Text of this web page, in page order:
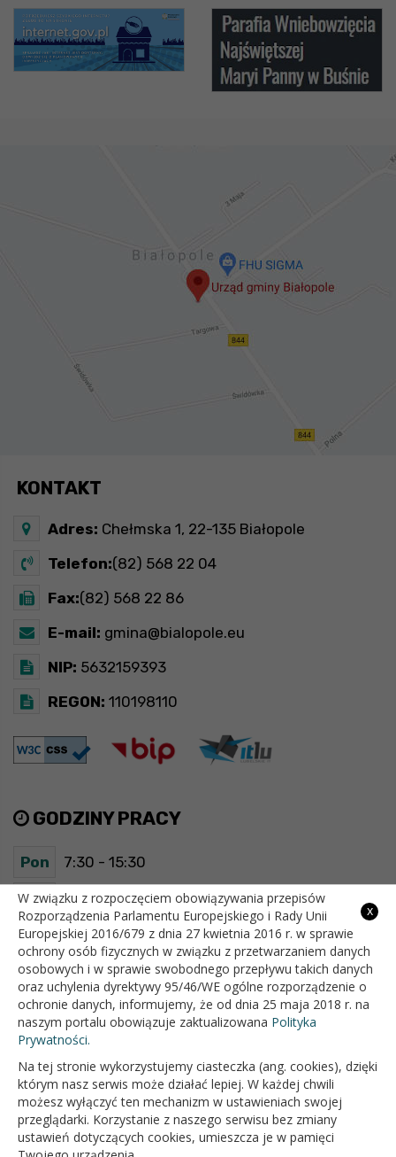
KONTAKT
Adres: Chełmska 1, 22-135 Białopole
Telefon:(82) 568 22 04
Fax:(82) 568 22 86
E-mail: gmina@bialopole.eu
NIP: 5632159393
REGON: 110198110
GODZINY PRACY
Pon 7:30 - 15:30
Wt 7:30 - 15:30
Śr 7:30 - 15:30
Czw 7:30 - 15:30
Pt 7:30 - 15:30
OFICJALNY SERWIS INTERNETOWY GMINY BIAŁOPOLE
x
W związku z rozpoczęciem obowiązywania przepisów
Rozporządzenia Parlamentu Europejskiego i Rady Unii
Europejskiej 2016/679 z dnia 27 kwietnia 2016 r. w sprawie
ochrony osób fizycznych w związku z przetwarzaniem danych
osobowych i w sprawie swobodnego przepływu takich danych
oraz uchylenia dyrektywy 95/46/WE ogólne rozporządzenie o
ochronie danych, informujemy, że od dnia 25 maja 2018 r. na
naszym portalu obowiązuje zaktualizowana Polityka
Prywatności.
Na tej stronie wykorzystujemy ciasteczka (ang. cookies), dzięki
którym nasz serwis może działać lepiej. W każdej chwili
możesz wyłączyć ten mechanizm w ustawieniach swojej
przeglądarki. Korzystanie z naszego serwisu bez zmiany
ustawień dotyczących cookies, umieszcza je w pamięci